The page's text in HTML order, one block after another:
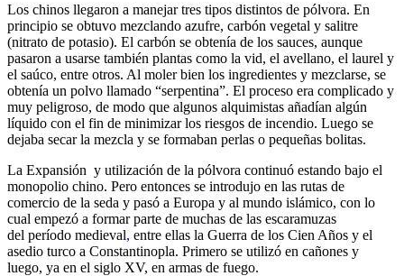
Los chinos llegaron a manejar tres tipos distintos de pólvora. En
principio se obtuvo mezclando azufre, carbón vegetal y salitre
(nitrato de potasio). El carbón se obtenía de los sauces, aunque
pasaron a usarse también plantas como la vid, el avellano, el laurel y
el saúco, entre otros. Al moler bien los ingredientes y mezclarse, se
obtenía un polvo llamado “serpentina”. El proceso era complicado y
muy peligroso, de modo que algunos alquimistas añadían algún
líquido con el fin de minimizar los riesgos de incendio. Luego se
dejaba secar la mezcla y se formaban perlas o pequeñas bolitas.
La Expansión y utilización de la pólvora continuó estando bajo el
monopolio chino. Pero entonces se introdujo en las rutas de
comercio de la seda y pasó a Europa y al mundo islámico, con lo
cual empezó a formar parte de muchas de las escaramuzas
del período medieval, entre ellas la Guerra de los Cien Años y el
asedio turco a Constantinopla. Primero se utilizó en cañones y
luego, ya en el siglo XV, en armas de fuego.